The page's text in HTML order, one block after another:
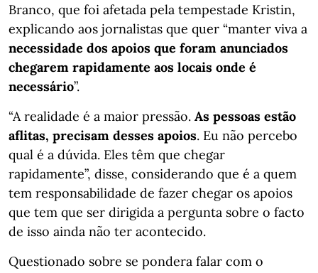
Branco, que foi afetada pela tempestade Kristin,
explicando aos jornalistas que quer “manter viva a
necessidade dos apoios que foram anunciados
chegarem rapidamente aos locais onde é
necessário”.
“A realidade é a maior pressão. As pessoas estão
aflitas, precisam desses apoios. Eu não percebo
qual é a dúvida. Eles têm que chegar
rapidamente”, disse, considerando que é a quem
tem responsabilidade de fazer chegar os apoios
que tem que ser dirigida a pergunta sobre o facto
de isso ainda não ter acontecido.
Questionado sobre se pondera falar com o